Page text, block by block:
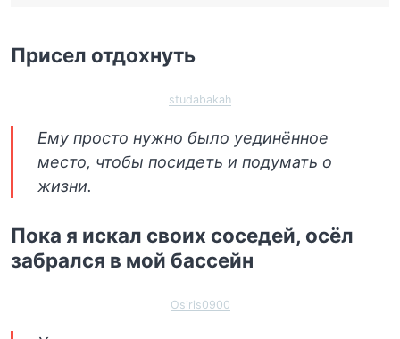
Присел отдохнуть
studabakah
Ему просто нужно было уединённое
место, чтобы посидеть и подумать о
жизни.
Пока я искал своих соседей, осёл
забрался в мой бассейн
Osiris0900